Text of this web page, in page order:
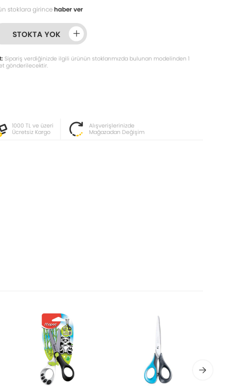
stoklara girincehaber ver
STOKTA YOK
Sipariş verdiğinizde ilgili ürünün stoklarımızda bulunan modelinden 1
gönderilecektir.
1000 TL ve üzeri
Ücretsiz Kargo
Alışverişlerinizde
Mağazadan Değişim